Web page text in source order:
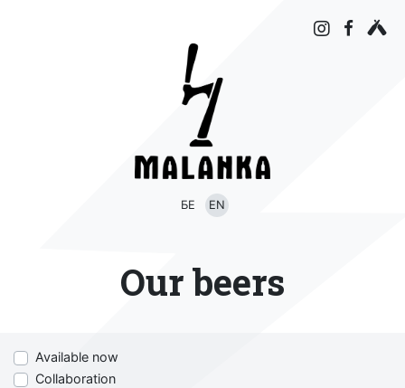
БЕ EN
Our beers
Available now
Collaboration